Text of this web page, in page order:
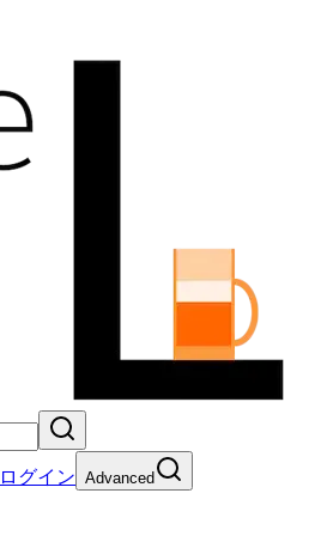
ログイン Advanced